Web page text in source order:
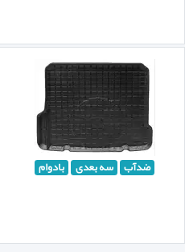
ضدآب سه بعدی بادوام